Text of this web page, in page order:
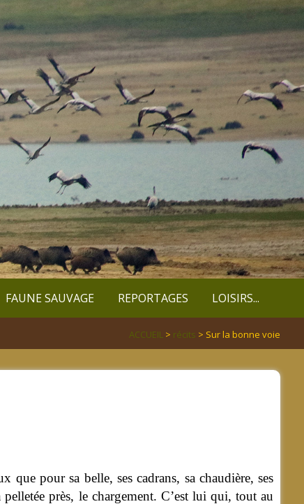
FAUNE SAUVAGE REPORTAGES LOISIRS...
ACCUEIL > récits > Sur la bonne voie
que pour sa belle, ses cadrans, sa chaudière, ses
près, le chargement. C’est lui qui, tout au